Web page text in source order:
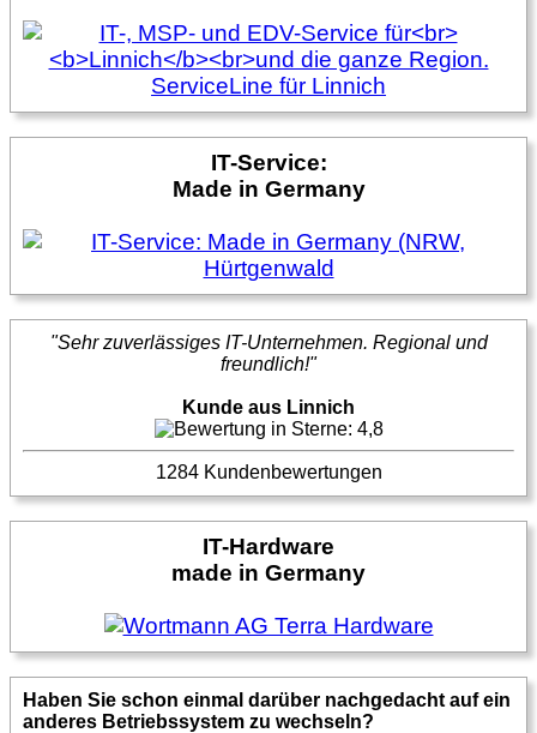
IT-Service:
Made in Germany
"Sehr zuverlässiges IT-Unternehmen. Regional und
freundlich!"
Kunde aus Linnich
1284 Kundenbewertungen
IT-Hardware
made in Germany
Haben Sie schon einmal darüber nachgedacht auf ein
anderes Betriebssystem zu wechseln?